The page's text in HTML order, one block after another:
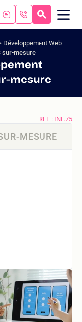
Développement Web
sur-mesure
mesure
REF : INF.75
MESURE